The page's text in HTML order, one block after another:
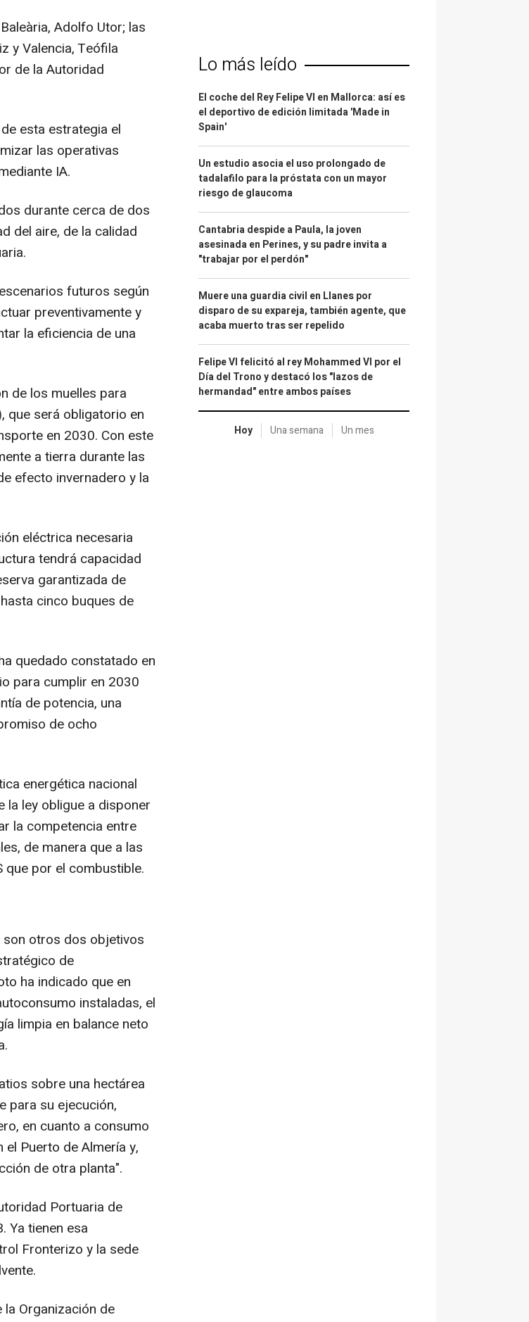
Adolfo Utor; las
y Valencia, Teófila
de la Autoridad
esta estrategia el
las operativas
IA.
durante cerca de dos
del aire, de la calidad
futuros según
preventivamente y
la eficiencia de una
de los muelles para
que será obligatorio en
en 2030. Con este
a tierra durante las
efecto invernadero y la
eléctrica necesaria
tendrá capacidad
garantizada de
cinco buques de
quedado constatado en
para cumplir en 2030
de potencia, una
de ocho
energética nacional
la ley obligue a disponer
la competencia entre
de manera que a las
que por el combustible.
son otros dos objetivos
de
ha indicado que en
instaladas, el
limpia en balance neto
sobre una hectárea
para su ejecución,
en cuanto a consumo
Puerto de Almería y,
de otra planta".
Portuaria de
Ya tienen esa
Fronterizo y la sede
Organización de
Lo más leído
El coche del Rey Felipe VI en Mallorca: así es
el deportivo de edición limitada 'Made in
Spain'
Un estudio asocia el uso prolongado de
tadalafilo para la próstata con un mayor
riesgo de glaucoma
Cantabria despide a Paula, la joven
asesinada en Perines, y su padre invita a
"trabajar por el perdón"
Muere una guardia civil en Llanes por
disparo de su expareja, también agente, que
acaba muerto tras ser repelido
Felipe VI felicitó al rey Mohammed VI por el
Día del Trono y destacó los "lazos de
hermandad" entre ambos países
Hoy Una semana Un mes